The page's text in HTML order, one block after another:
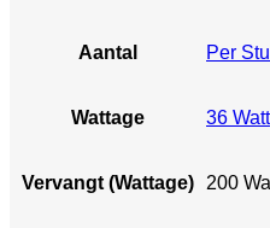
Aantal Per
Wattage 36 Watt
Vervangt (Wattage) 200